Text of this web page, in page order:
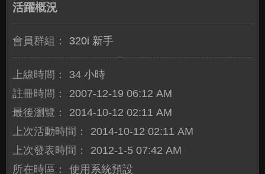
活躍概況
會員群組： 320i 新手
上線時間：
34 小時
註冊時間：
2007-12-19 06:12 AM
最後瀏覽：
2014-10-12 02:11 AM
上次活動時間：
2014-10-12 02:11 AM
上次發表時間：
2012-1-5 07:42 AM
所在時區：
使用系統預設